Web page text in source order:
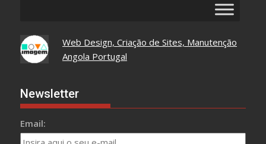
Web Design, Criação de Sites, Manutenção
Angola Portugal
Newsletter
Email: